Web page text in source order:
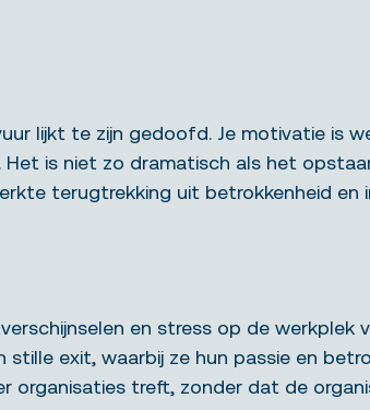
lijkt te zijn gedoofd. Je motivatie is
Het is niet zo dramatisch als het
terugtrekking uit betrokkenheid en
en stress op de werkplek
stille exit, waarbij ze hun passie en
organisaties treft, zonder dat de